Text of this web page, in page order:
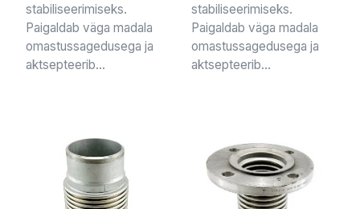
stabiliseerimiseks.
Paigaldab väga madala
omastussagedusega ja
aktsepteerib...
stabiliseerimiseks.
Paigaldab väga madala
omastussagedusega ja
aktsepteerib...